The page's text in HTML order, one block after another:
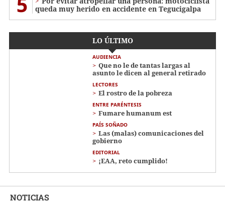
queda muy herido en accidente en Tegucigalpa
LO ÚLTIMO
AUDIENCIA
Que no le de tantas largas al
asunto le dicen al general retirado
LECTORES
El rostro de la pobreza
ENTRE PARÉNTESIS
Fumare humanum est
PAÍS SOÑADO
Las (malas) comunicaciones del
gobierno
EDITORIAL
¡EAA, reto cumplido!
NOTICIAS